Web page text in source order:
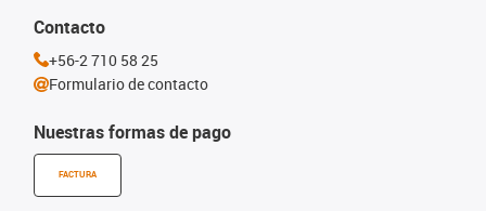
Nuestras formas de pago
FACTURA
Contacto
+56-2 710 58 25
Formulario de contacto